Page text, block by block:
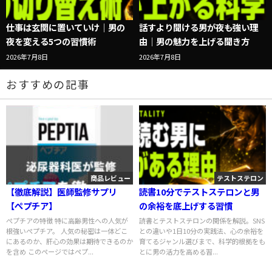
仕事は玄関に置いていけ｜男の
夜を変える5つの習慣術
2026年7月8日
話すより聞ける男が夜も強い理
由｜男の魅力を上げる聞き方
2026年7月8日
おすすめの記事
商品レビュー
【徹底解説】医師監修サプリ
【ぺプチア】
ぺプチアの特徴 特に高齢男性への人気が
根強いぺプチア。 人気の秘密は一体どこ
にあるのか、肝心の効果は期待できるのか
を含め このページではペプ...
テストステロン
読書10分でテストステロンと男
の余裕を底上げする習慣
読書とテストステロンの関係を解説。SNS
との違いや1日10分の実践法、心の余裕を
育てるジャンル選びまで、科学的根拠をも
とに男の活力を高める習...